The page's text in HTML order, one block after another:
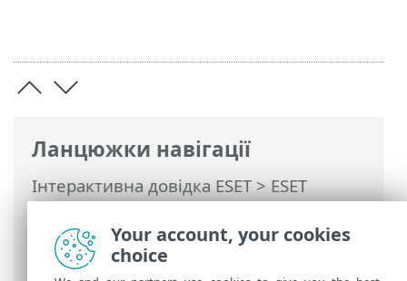
Ланцюжки навігації
Інтерактивна довідка ESET>ESET
PROTECT>Використання ESET PROTECT
ESET PROTECT Головне меню>
Докладніше> Права доступу
Your account, your cookies
choice